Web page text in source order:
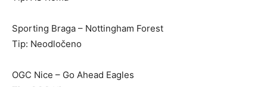
Sporting Braga – Nottingham Forest
Tip: Neodločeno
OGC Nice – Go Ahead Eagles